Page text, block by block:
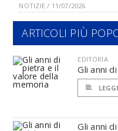
NOTIZIE / 11/07/2026
ARTICOLI PIÙ
EDITORIA
Gli anni
LEGGI
Gli anni